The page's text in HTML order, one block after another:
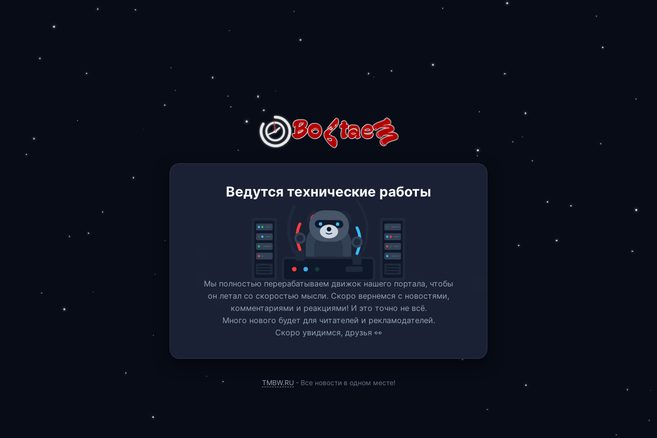
Ведутся технические работы
Мы полностью перерабатываем движок нашего портала, чтобы
он летал со скоростью мысли. Скоро вернемся c новостями,
комментариями и реакциями! И это точно не всё.
Много нового будет для читателей и рекламодателей.
Скоро увидимся, друзья 👀
TMBW.RU - Все новости в одном месте!